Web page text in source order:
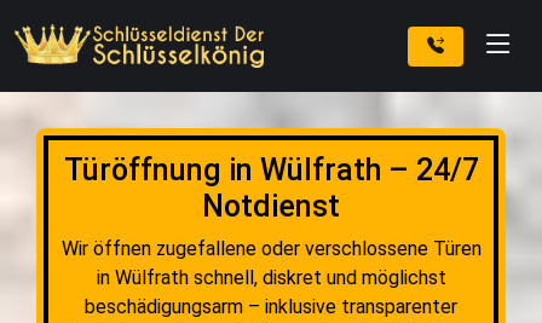
Türöffnung in Wülfrath – 24/7
Notdienst
Wir öffnen zugefallene oder verschlossene Türen
in Wülfrath schnell, diskret und möglichst
beschädigungsarm – inklusive transparenter